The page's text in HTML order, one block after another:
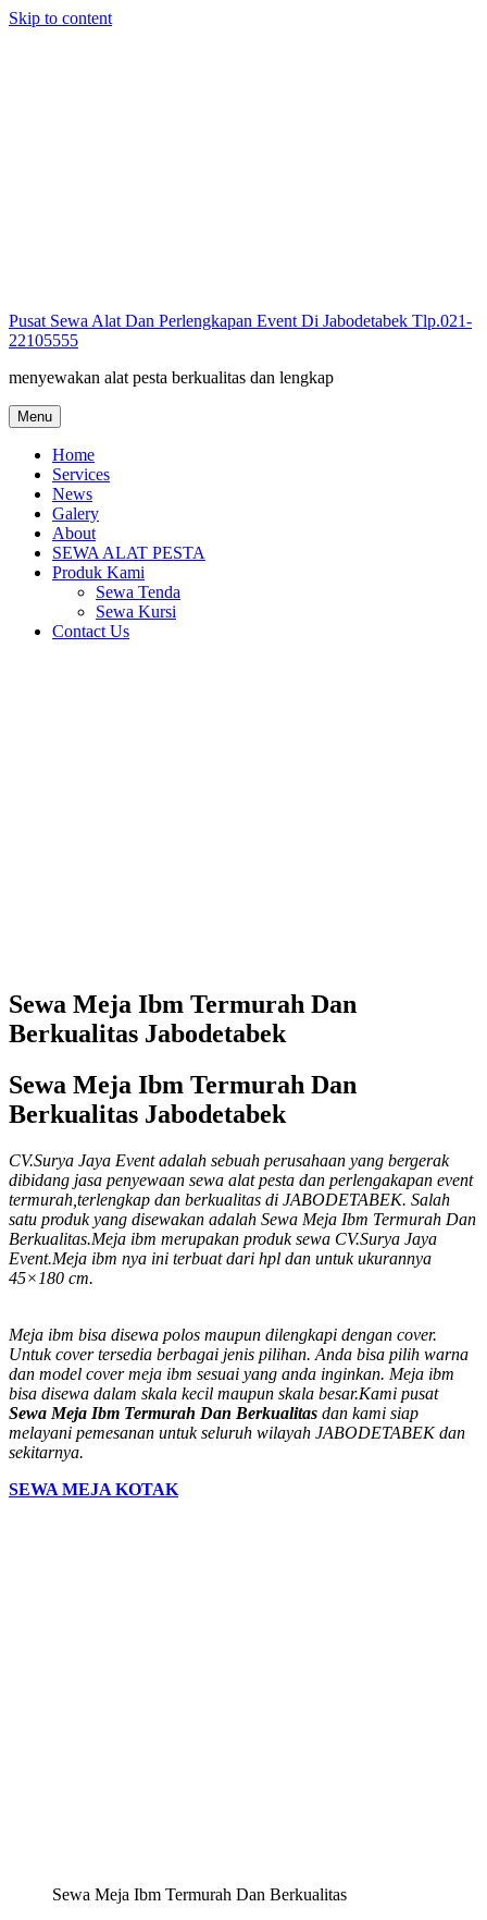
Skip to content
Pusat Sewa Alat Dan Perlengkapan Event Di Jabodetabek Tlp.021-
22105555
menyewakan alat pesta berkualitas dan lengkap
Menu
Home
Services
News
Galery
About
SEWA ALAT PESTA
Produk Kami
Sewa Tenda
Sewa Kursi
Contact Us
Sewa Meja Ibm Termurah Dan
Berkualitas Jabodetabek
Sewa Meja Ibm Termurah Dan
Berkualitas Jabodetabek
CV.Surya Jaya Event adalah sebuah perusahaan yang bergerak
dibidang jasa penyewaan sewa alat pesta dan perlengakapan event
termurah,terlengkap dan berkualitas di JABODETABEK. Salah
satu produk yang disewakan adalah Sewa Meja Ibm Termurah Dan
Berkualitas.Meja ibm merupakan produk sewa CV.Surya Jaya
Event.Meja ibm nya ini terbuat dari hpl dan untuk ukurannya
45×180 cm.
Meja ibm bisa disewa polos maupun dilengkapi dengan cover.
Untuk cover tersedia berbagai jenis pilihan. Anda bisa pilih warna
dan model cover meja ibm sesuai yang anda inginkan. Meja ibm
bisa disewa dalam skala kecil maupun skala besar.Kami pusat
Sewa Meja Ibm Termurah Dan Berkualitas dan kami siap
melayani pemesanan untuk seluruh wilayah JABODETABEK dan
sekitarnya.
SEWA MEJA KOTAK
Sewa Meja Ibm Termurah Dan Berkualitas